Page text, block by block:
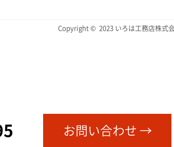
Copyright © 2023 いろは工務店株式
お問い合わせ →